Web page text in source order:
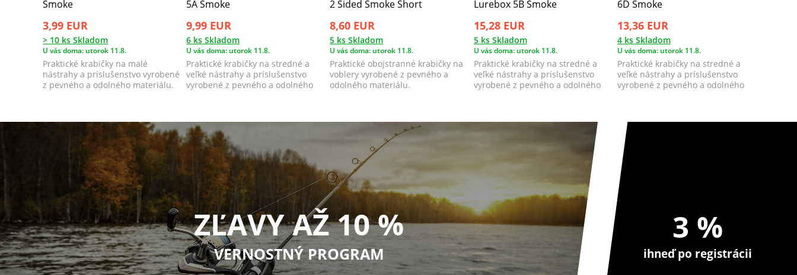
Smoke
3,99 EUR
> 10 ks Skladom
U vás doma: utorok 11.8.
Praktické krabičky na malé
nástrahy a príslušenstvo vyrobené
z pevného a odolného materiálu.
5A Smoke
9,99 EUR
6 ks Skladom
U vás doma: utorok 11.8.
Praktické krabičky na stredné a
veľké nástrahy a príslušenstvo
vyrobené z pevného a odolného
2 Sided Smoke Short
8,60 EUR
5 ks Skladom
U vás doma: utorok 11.8.
Praktické obojstranné krabičky na
voblery vyrobené z pevného a
odolného materiálu.
Lurebox 5B Smoke
15,28 EUR
5 ks Skladom
U vás doma: utorok 11.8.
Praktické krabičky na stredné a
veľké nástrahy a príslušenstvo
vyrobené z pevného a odolného
6D Smoke
13,36 EUR
4 ks Skladom
U vás doma: utorok 11.8.
Praktické krabičky na stredné a
veľké nástrahy a príslušenstvo
vyrobené z pevného a odolného
ZĽAVY AŽ 10 %
VERNOSTNÝ PROGRAM
3 %
ihneď po registrácii